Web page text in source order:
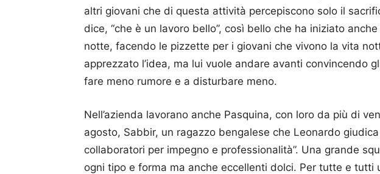
altri giovani che di questa attività percepiscono solo il
dice, “che è un lavoro bello”, così bello che ha iniziato
notte, facendo le pizzette per i giovani che vivono la vita
apprezzato l’idea, ma lui vuole andare avanti convincendo
fare meno rumore e a disturbare meno.
Nell’azienda lavorano anche Pasquina, con loro da più di
agosto, Sabbir, un ragazzo bengalese che Leonardo
collaboratori per impegno e professionalità”. Una grande
ogni tipo e forma ma anche eccellenti dolci. Per tutte e tutti